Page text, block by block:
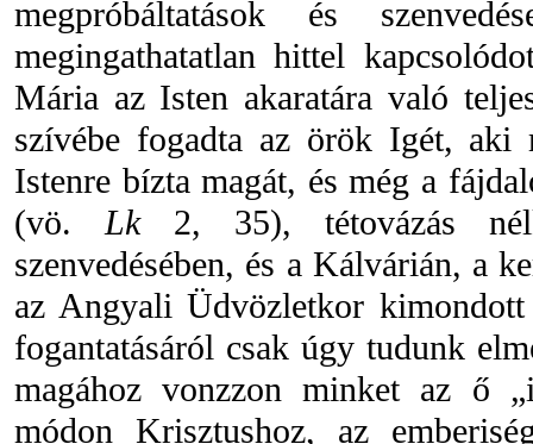
megpróbáltatások és
megingathatatlan hittel
Mária az Isten akaratára való
szívébe fogadta az örök Igét, aki
Istenre bízta magát, és még a
(vö. Lk2, 35), tétovázás
szenvedésében, és a Kálvárián, a
az Angyali Üdvözletkor
fogantatásáról csak úgy tudunk
magához vonzzon minket az ő
módon Krisztushoz, az